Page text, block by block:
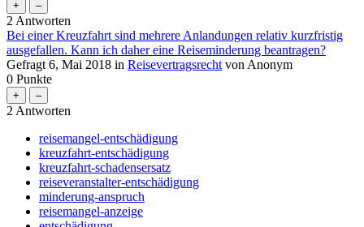
2 Antworten
Bei einer Kreuzfahrt sind mehrere Anlandungen relativ kurzfristig
ausgefallen. Kann ich daher eine Reiseminderung beantragen?
Gefragt 6, Mai 2018 in Reisevertragsrecht von Anonym
0 Punkte
2 Antworten
reisemangel-entschädigung
kreuzfahrt-entschädigung
kreuzfahrt-schadensersatz
reiseveranstalter-entschädigung
minderung-anspruch
reisemangel-anzeige